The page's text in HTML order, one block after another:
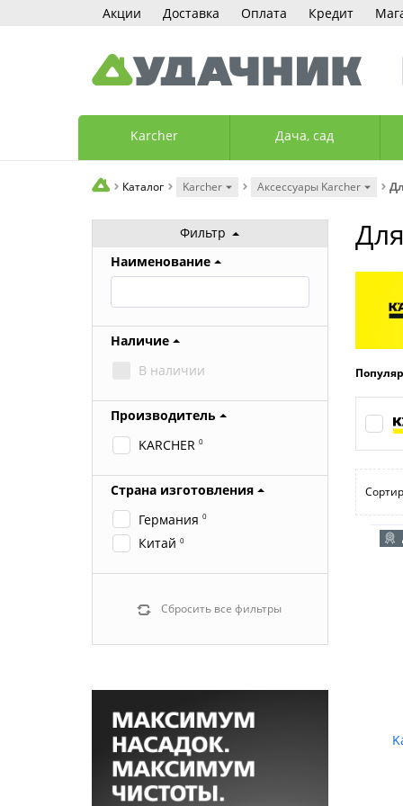
Акции Доставка Оплата Кредит
Karcher Дача, сад
Каталог Karcher Аксессуары Karcher
Фильтр
Наименование
Наличие
В наличии
Производитель
KARCHER 0
Страна изготовления
Германия 0
Китай 0
Сбросить все фильтры